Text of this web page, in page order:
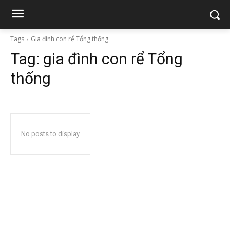
Tags Gia đình con rể Tổng thống
Tag: gia đình con rể Tổng
thống
No posts to display